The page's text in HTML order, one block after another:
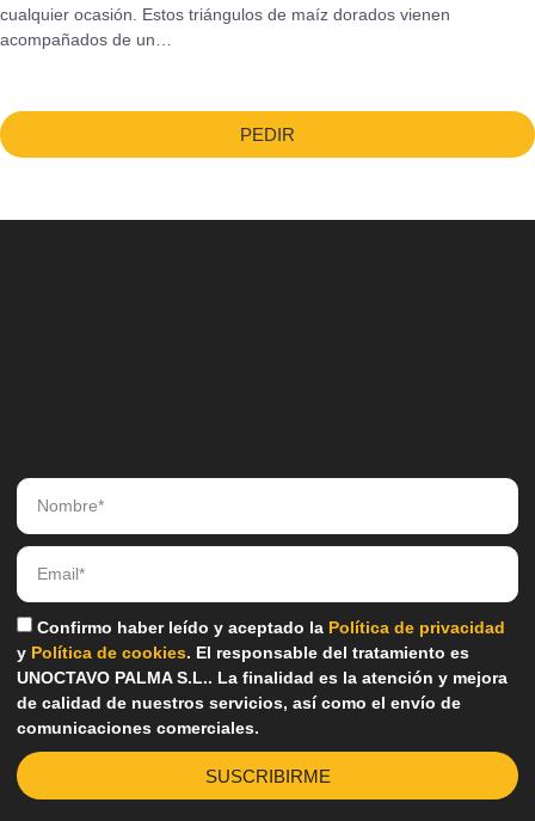
cualquier ocasión. Estos triángulos de maíz dorados vienen
acompañados de un…
PEDIR
Confirmo haber leído y aceptado la Política de privacidad
y Política de cookies. El responsable del tratamiento es
UNOCTAVO PALMA S.L.. La finalidad es la atención y mejora
de calidad de nuestros servicios, así como el envío de
comunicaciones comerciales.
SUSCRIBIRME